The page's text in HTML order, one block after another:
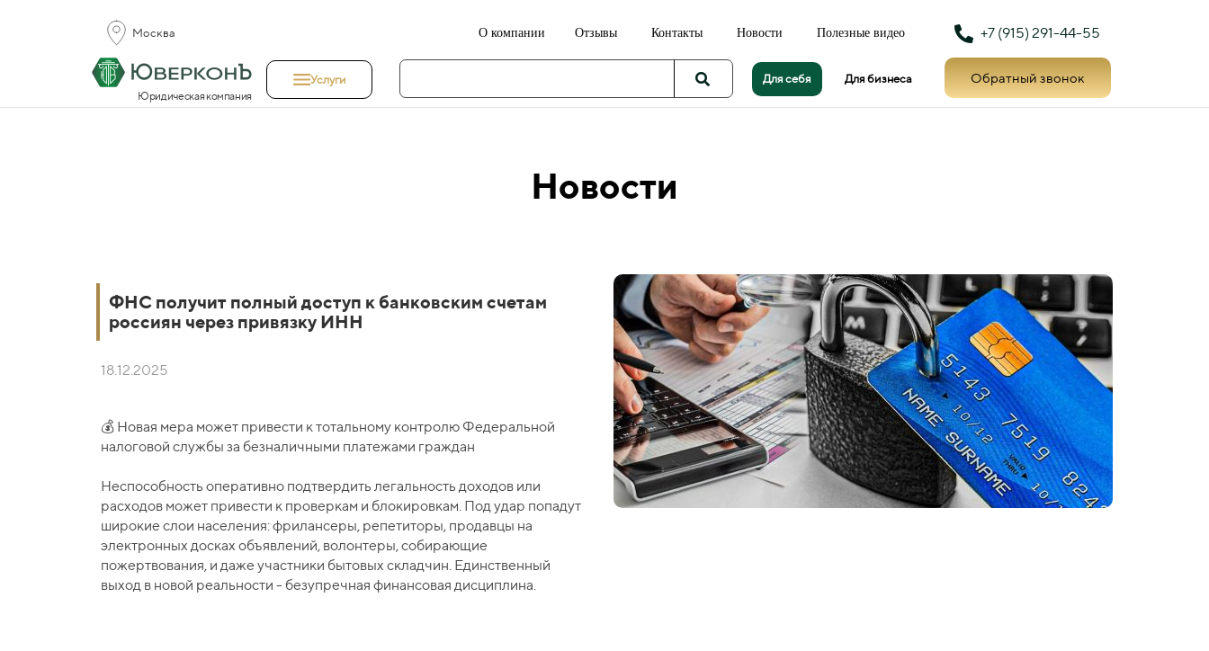
Москва О компании Отзывы Контакты Новости Полезные видео +7 (915) 291-44-55
Юридическая компания
Услуги Для себя Для бизнеса Обратный звонок
Новости
ФНС получит полный доступ к банковским счетам
россиян через привязку ИНН
18.12.2025
💰 Новая мера может привести к тотальному контролю Федеральной
налоговой службы за безналичными платежами граждан
Неспособность оперативно подтвердить легальность доходов или
расходов может привести к проверкам и блокировкам. Под удар попадут
широкие слои населения: фрилансеры, репетиторы, продавцы на
электронных досках объявлений, волонтеры, собирающие
пожертвования, и даже участники бытовых складчин. Единственный
выход в новой реальности - безупречная финансовая дисциплина.